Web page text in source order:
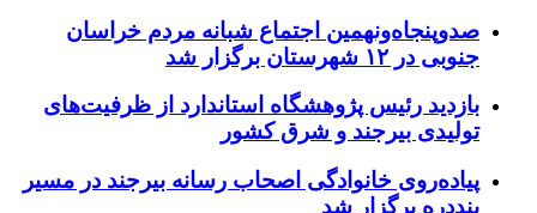
صدوپنجاه‌ونهمین اجتماع شبانه مردم خراسان
جنوبی در ۱۲ شهرستان برگزار شد
بازدید رئیس پژوهشگاه استاندارد از ظرفیت‌های
تولیدی بیرجند و شرق کشور
پیاده‌روی خانوادگی اصحاب رسانه بیرجند در مسیر
بنددره برگزار شد